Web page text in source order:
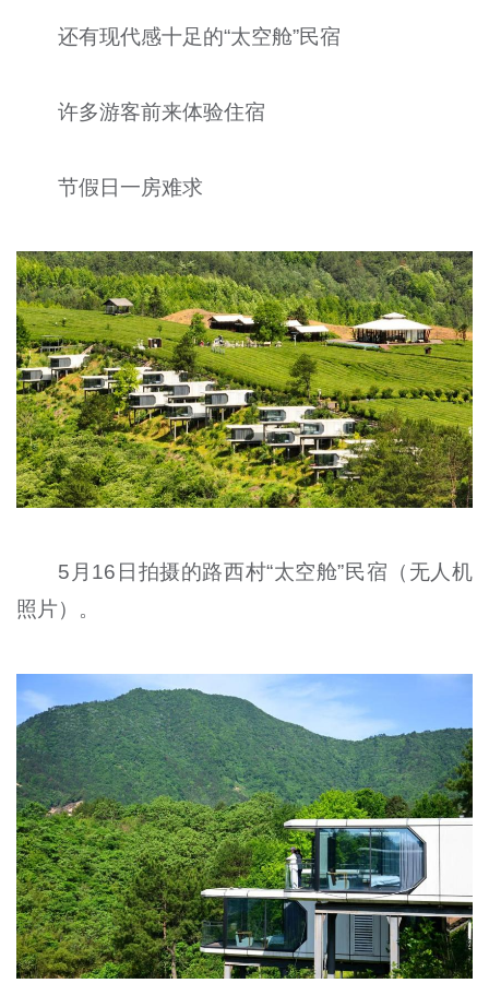
还有现代感十足的“太空舱”民宿
许多游客前来体验住宿
节假日一房难求
5月16日拍摄的路西村“太空舱”民宿（无人机
照片）。